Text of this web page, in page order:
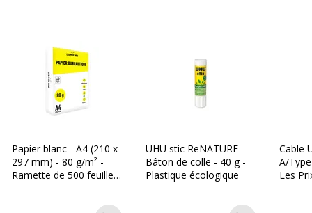
Papier blanc - A4 (210 x
297 mm) - 80 g/m² -
Ramette de 500 feuilles
UHU stic ReNATURE -
Bâton de colle - 40 g -
Plastique écologique
Cable
A/
Les